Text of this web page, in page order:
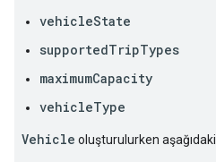
vehicleState
supportedTripTypes
maximumCapacity
vehicleType
Vehicle oluşturulurken aşağıdaki